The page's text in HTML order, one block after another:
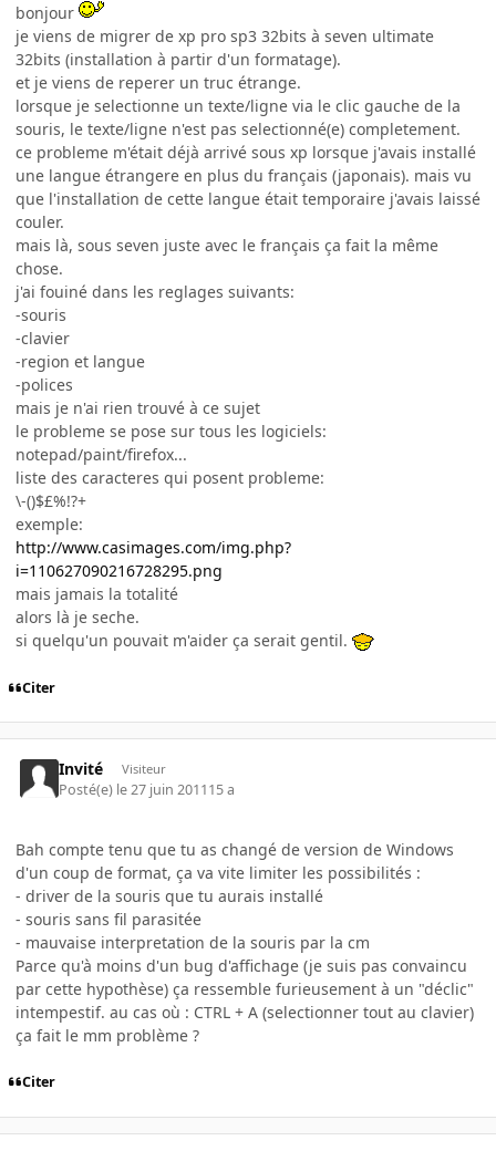
bonjour
je viens de migrer de xp pro sp3 32bits à seven ultimate
32bits (installation à partir d'un formatage).
et je viens de reperer un truc étrange.
lorsque je selectionne un texte/ligne via le clic gauche de la
souris, le texte/ligne n'est pas selectionné(e) completement.
ce probleme m'était déjà arrivé sous xp lorsque j'avais installé
une langue étrangere en plus du français (japonais). mais vu
que l'installation de cette langue était temporaire j'avais laissé
couler.
mais là, sous seven juste avec le français ça fait la même
chose.
j'ai fouiné dans les reglages suivants:
-souris
-clavier
-region et langue
-polices
mais je n'ai rien trouvé à ce sujet
le probleme se pose sur tous les logiciels:
notepad/paint/firefox...
liste des caracteres qui posent probleme:
\-()$£%!?+
exemple:
http://www.casimages.com/img.php?
i=110627090216728295.png
mais jamais la totalité
alors là je seche.
si quelqu'un pouvait m'aider ça serait gentil.
Citer
Invité Visiteur
Posté(e) le 27 juin 201115 a
Bah compte tenu que tu as changé de version de Windows
d'un coup de format, ça va vite limiter les possibilités :
- driver de la souris que tu aurais installé
- souris sans fil parasitée
- mauvaise interpretation de la souris par la cm
Parce qu'à moins d'un bug d'affichage (je suis pas convaincu
par cette hypothèse) ça ressemble furieusement à un "déclic"
intempestif. au cas où : CTRL + A (selectionner tout au clavier)
ça fait le mm problème ?
Citer